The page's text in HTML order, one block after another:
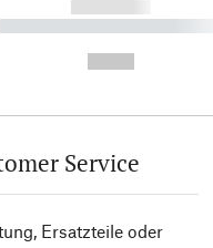
------------
----------- ----------- ----------
Service
Ersatzteile oder